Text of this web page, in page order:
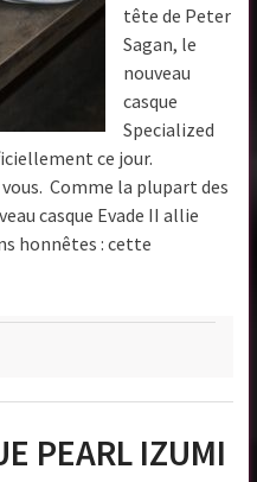
tête de Peter
Sagan, le
nouveau
casque
Specialized
ce jour.
Comme la plupart des
casque Evade II allie
honnêtes : cette
PEARL IZUMI